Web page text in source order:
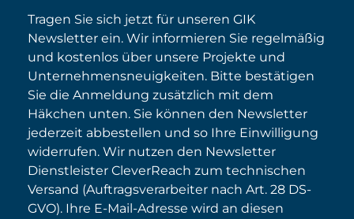
Tragen Sie sich jetzt für unseren GIK
Newsletter ein. Wir informieren Sie regelmäßig
und kostenlos über unsere Projekte und
Unternehmensneuigkeiten. Bitte bestätigen
Sie die Anmeldung zusätzlich mit dem
Häkchen unten. Sie können den Newsletter
jederzeit abbestellen und so Ihre Einwilligung
widerrufen. Wir nutzen den Newsletter
Dienstleister CleverReach zum technischen
Versand (Auftragsverarbeiter nach Art. 28 DS-
GVO). Ihre E-Mail-Adresse wird an diesen